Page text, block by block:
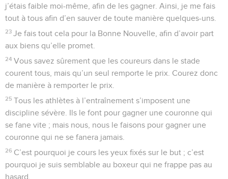
j’étais faible moi-même, afin de les gagner. Ainsi, je me fais
tout à tous afin d’en sauver de toute manière quelques-uns.
23 Je fais tout cela pour la Bonne Nouvelle, afin d’avoir part
aux biens qu’elle promet.
24 Vous savez sûrement que les coureurs dans le stade
courent tous, mais qu’un seul remporte le prix. Courez donc
de manière à remporter le prix.
25 Tous les athlètes à l’entraînement s’imposent une
discipline sévère. Ils le font pour gagner une couronne qui
se fane vite ; mais nous, nous le faisons pour gagner une
couronne qui ne se fanera jamais.
26 C’est pourquoi je cours les yeux fixés sur le but ; c’est
pourquoi je suis semblable au boxeur qui ne frappe pas au
hasard.